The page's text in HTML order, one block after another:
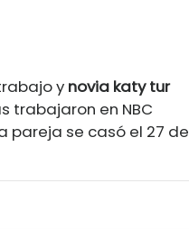
y novia katy tur
trabajaron en NBC
pareja se casó el 27 de